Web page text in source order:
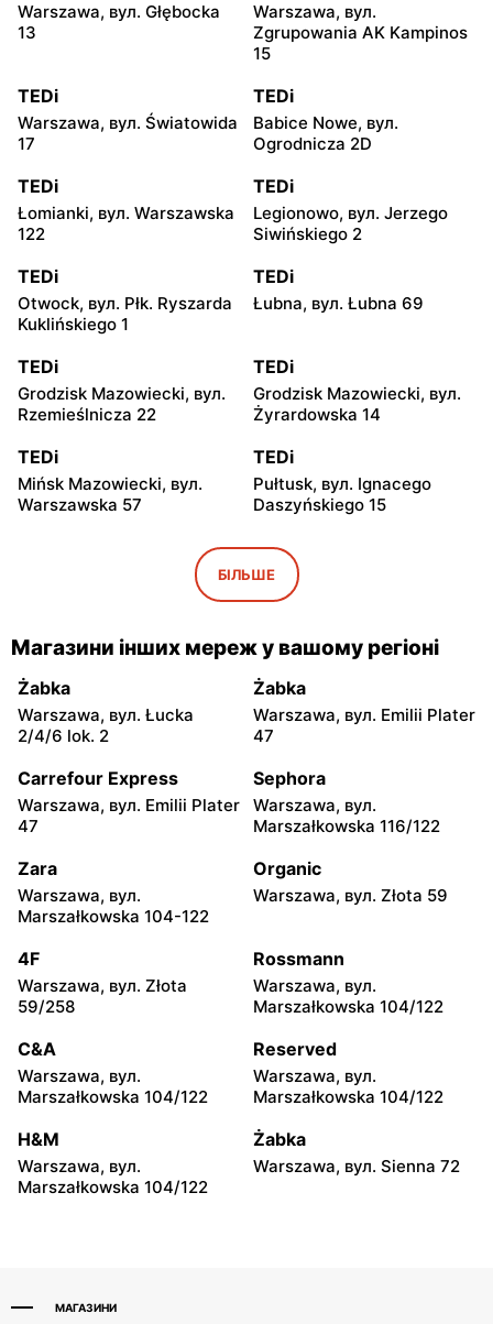
Warszawa, вул. Głębocka
13
Warszawa, вул.
Zgrupowania AK Kampinos
15
TEDi
Warszawa, вул. Światowida
17
TEDi
Babice Nowe, вул.
Ogrodnicza 2D
TEDi
Łomianki, вул. Warszawska
122
TEDi
Legionowo, вул. Jerzego
Siwińskiego 2
TEDi
Otwock, вул. Płk. Ryszarda
Kuklińskiego 1
TEDi
Łubna, вул. Łubna 69
TEDi
Grodzisk Mazowiecki, вул.
Rzemieślnicza 22
TEDi
Grodzisk Mazowiecki, вул.
Żyrardowska 14
TEDi
Mińsk Mazowiecki, вул.
Warszawska 57
TEDi
Pułtusk, вул. Ignacego
Daszyńskiego 15
TEDi
Rawa Mazowiecka, вул.
Targowa 8
TEDi
Łowicz, вул. Władysława
Broniewskiego 11
TEDi
Siedlce, вул. Łukowska 109
TEDi
144
TEDi
Malczewskiej 5
TEDi
Struga 73
TEDi
TEDi
Kaczorowskiego 4
TEDi
TEDi
вул. Dzieci Polskich 26
TEDi
Piłsudskiego 39
TEDi TEDi
2
TEDi TEDi
БІЛЬШЕ
Магазини інших мереж у вашому регіоні
Żabka
Warszawa, вул. Łucka
2/4/6 lok. 2
Żabka
Warszawa, вул. Emilii Plater
47
Carrefour Express
Warszawa, вул. Emilii Plater
47
Sephora
Warszawa, вул.
Marszałkowska 116/122
Zara
Warszawa, вул.
Marszałkowska 104-122
Organic
Warszawa, вул. Złota 59
4F
Warszawa, вул. Złota
59/258
Rossmann
Warszawa, вул.
Marszałkowska 104/122
C&A
Warszawa, вул.
Marszałkowska 104/122
Reserved
Warszawa, вул.
Marszałkowska 104/122
H&M
Warszawa, вул.
Marszałkowska 104/122
Żabka
Warszawa, вул. Sienna 72
МАГАЗИНИ